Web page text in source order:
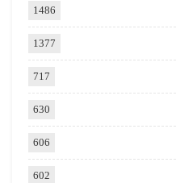
1486
1377
717
630
606
602